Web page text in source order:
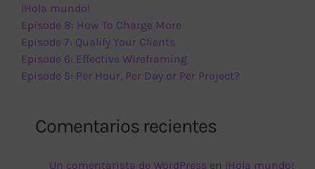
¡Hola mundo!
Episode 8: How To Charge More
Episode 7: Qualify Your Clients
Episode 6: Effective Wireframing
Episode 5: Per Hour, Per Day or Per Project?
Comentarios recientes
Un comentarista de WordPress en ¡Hola mundo!